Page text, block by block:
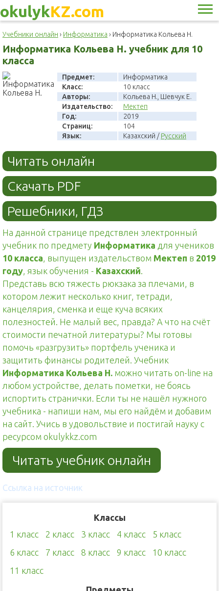
okulykKZ.com
Учебники онлайн › Информатика › Информатика Кольева Н.
Информатика Кольева Н. учебник для 10
класса
Предмет:
Информатика
Класс:
10 класс
Авторы:
Кольева Н., Шевчук Е.
Издательство:
Мектеп
Год:
2019
Страниц:
104
Язык:
Казахский / Русский
Читать онлайн
Скачать PDF
Решебники, ГДЗ
На данной странице предствлен электронный
учебник по предмету Информатика для учеников
10 класса, выпущен издательством Мектеп в 2019
году, язык обучения - Казахский.
Представь всю тяжесть рюкзака за плечами, в
котором лежит несколько книг, тетради,
канцелярия, сменка и еще куча всяких
полезностей. Не малый вес, правда? А что на счёт
стоимости печатной литературы? Мы готовы
помочь «разгрузить» портфель ученика и
защитить финансы родителей. Учебник
Информатика Кольева Н. можно читать on-line на
любом устройстве, делать пометки, не боясь
испортить странички. Если ты не нашёл нужного
учебника - напиши нам, мы его найдём и добавим
на сайт. Учись в удовольствие и постигай науку с
ресурсом okulykkz.com
Читать учебник онлайн
Ссылка на источник
Классы
1 класс
2 класс 3 класс 4 класс
5 класс
6 класс
7 класс 8 класс 9 класс
10 класс
11 класс